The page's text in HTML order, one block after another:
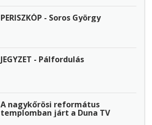
PERISZKÓP - Soros György
JEGYZET - Pálfordulás
A nagykőrösi református
templomban járt a Duna TV